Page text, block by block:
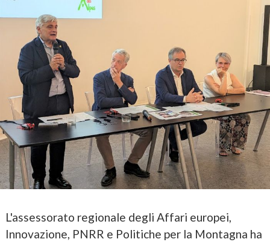
L'assessorato regionale degli Affari europei,
Innovazione, PNRR e Politiche per la Montagna ha